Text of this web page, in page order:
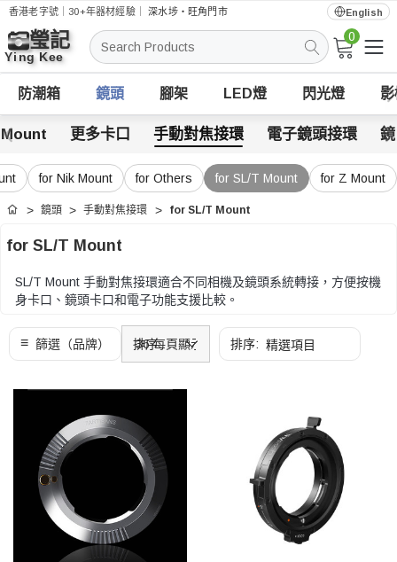
香港老字號｜30+年器材經驗｜深水埗・旺角門市 English
搜
索
0
防潮箱 鏡頭 腳架 LED燈 閃光燈
更多卡口 手動對焦接環 電子鏡頭接環
for Nik Mount for Others for SL/T Mount for Z Mount
首頁 鏡頭 手動對焦接環 for SL/T Mount
for SL/T Mount
SL/T Mount 手動對焦接環適合不同相機及鏡頭系統轉接，方便按機
身卡口、鏡頭卡口和電子功能支援比較。
援、厚度和安裝方式。